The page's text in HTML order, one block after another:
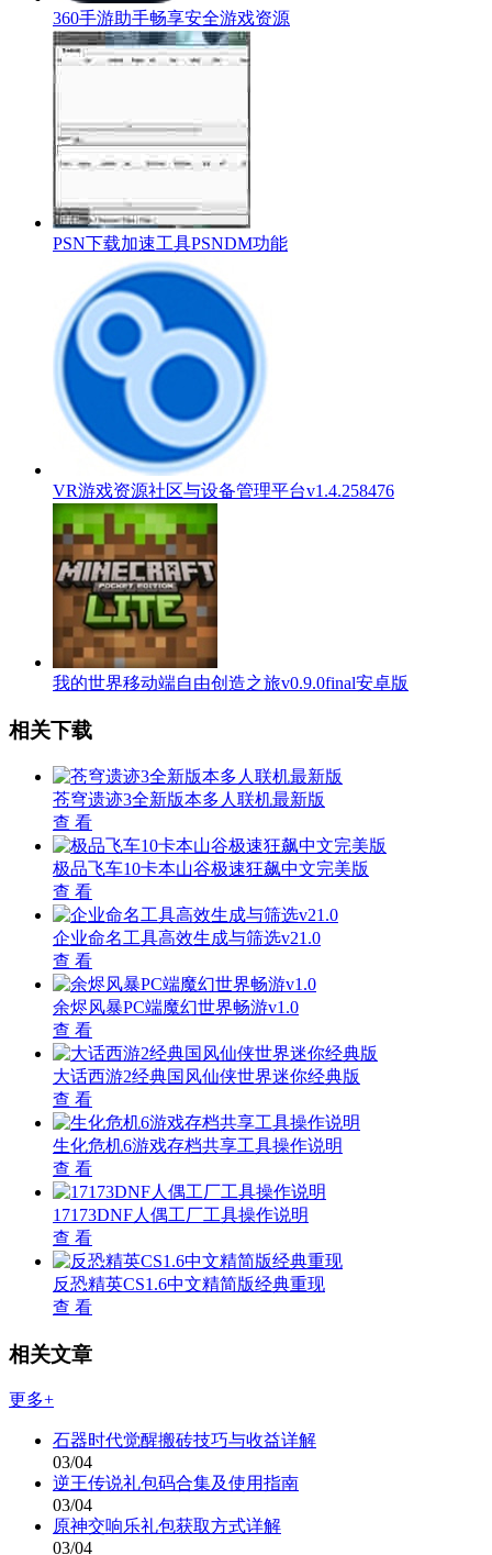
360手游助手畅享安全游戏资源
PSN下载加速工具PSNDM功能
VR游戏资源社区与设备管理平台v1.4.258476
我的世界移动端自由创造之旅v0.9.0final安卓版
相关下载
苍穹遗迹3全新版本多人联机最新版
查 看
极品飞车10卡本山谷极速狂飙中文完美版
查 看
企业命名工具高效生成与筛选v21.0
查 看
余烬风暴PC端魔幻世界畅游v1.0
查 看
大话西游2经典国风仙侠世界迷你经典版
查 看
生化危机6游戏存档共享工具操作说明
查 看
17173DNF人偶工厂工具操作说明
查 看
反恐精英CS1.6中文精简版经典重现
查 看
相关文章
更多+
石器时代觉醒搬砖技巧与收益详解
03/04
逆王传说礼包码合集及使用指南
03/04
原神交响乐礼包获取方式详解
03/04